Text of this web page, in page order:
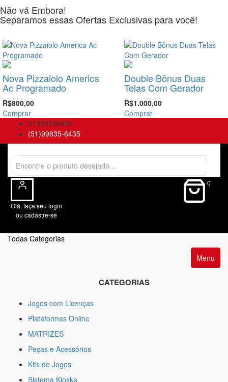
Não vá Embora!
Separamos essas Ofertas Exclusivas para você!
Nova Pizzaiolo America
Ac Programado
R$800,00
Comprar
Double Bônus Duas
Telas Com Gerador
R$1.000,00
Comprar
51998356435
(51)99835-6435
Olá, faça seu login
ou cadastre-se
0
Todas Categorias
Menu
CATEGORIAS
Jogos com Licenças
Plataformas Online
MATRIZES
Peças e Acessórios
Kits de Jogos
Sistema Kioske